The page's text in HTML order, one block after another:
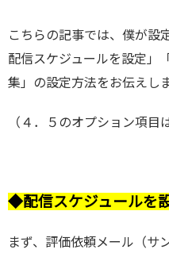
こちらの記事では、僕が設
配信スケジュールを設定」
集」の設定方法をお伝えしま
（４．５のオプション項目
◆配信スケジュールを
まず、評価依頼メール（サ